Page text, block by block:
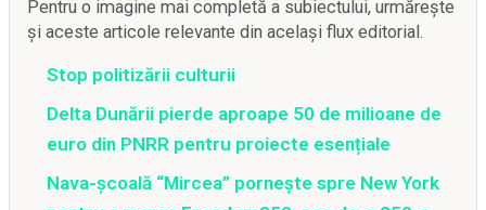
Pentru o imagine mai completă a subiectului, urmărește
și aceste articole relevante din același flux editorial.
Stop politizării culturii
Delta Dunării pierde aproape 50 de milioane de
euro din PNRR pentru proiecte esențiale
Nava-școală “Mircea” pornește spre New York